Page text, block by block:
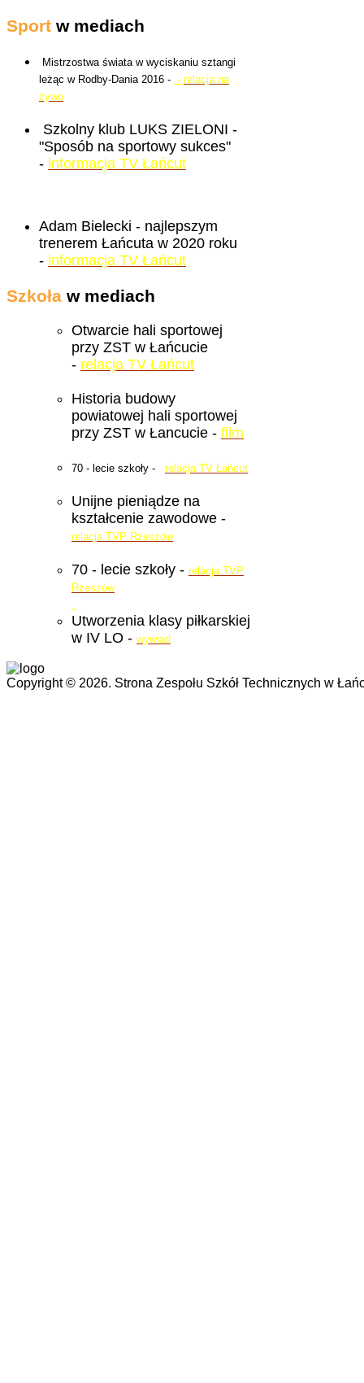
Sport w mediach
Mistrzostwa świata w wyciskaniu sztangi
leżąc w Rodby-Dania 2016 - - relacja na
żywo
Szkolny klub LUKS ZIELONI -
"Sposób na sportowy sukces"
- informacja TV Łańcut
Adam Bielecki - najlepszym
trenerem Łańcuta w 2020 roku
- informacja TV Łańcut
Szkoła w mediach
Otwarcie hali sportowej
przy ZST w Łańcucie
- relacja TV Łańcut
Historia budowy
powiatowej hali sportowej
przy ZST w Łancucie - film
70 - lecie szkoły - relacja TV Łańcut
Unijne pieniądze na
kształcenie zawodowe -
relacja TVP Rzeszów
70 - lecie szkoły - relacja TVP
Rzeszów
Utworzenia klasy piłkarskiej
w IV LO - wywiad
Copyright © 2026. Strona Zespołu Szkół Technicznych w